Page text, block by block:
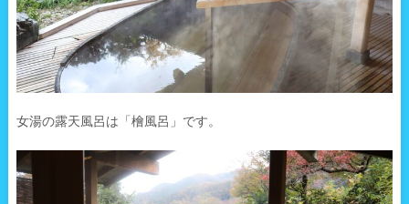
女湯の露天風呂は「檜風呂」です。